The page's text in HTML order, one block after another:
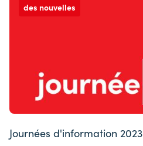
des nouvelles
Journées d'information 2023